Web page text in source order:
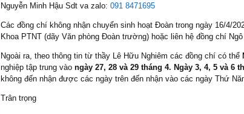
Nguyễn Minh Hậu Sdt va zalo: 091 8471695
Các đồng chí không nhận chuyển sinh hoạt Đoàn trong ngày 16/4/
Khoa PTNT (dãy Văn phòng Đoàn trường) hoặc liên hệ đồng chí
Ngoài ra, theo thông tin từ thầy Lê Hữu Nghiêm các đồng chí có thể
nghiệp tập trung vào ngày 27, 28 và 29 tháng 4. Ngày 3, 4, 5 và
không đến nhận được các ngày trên đến nhận vào các ngày Thứ
Trân trọng